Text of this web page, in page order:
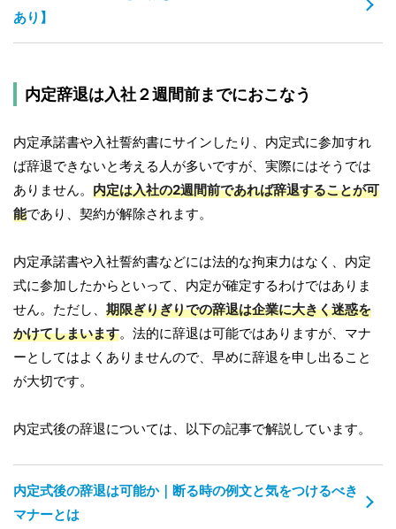
あり】
内定辞退は入社２週間前までにおこなう
内定承諾書や入社誓約書にサインしたり、内定式に参加すれ
ば辞退できないと考える人が多いですが、実際にはそうでは
ありません。 内定は入社の2週間前であれば辞退することが可
能であり、契約が解除されます。
内定承諾書や入社誓約書などには法的な拘束力はなく、内定
式に参加したからといって、内定が確定するわけではありま
せん。ただし、 期限ぎりぎりでの辞退は企業に大きく迷惑を
かけてしまいます。法的に辞退は可能ではありますが、マナ
ーとしてはよくありませんので、早めに辞退を申し出ること
が大切です。
内定式後の辞退については、以下の記事で解説しています。
内定式後の辞退は可能か｜断る時の例文と気をつけるべき
マナーとは